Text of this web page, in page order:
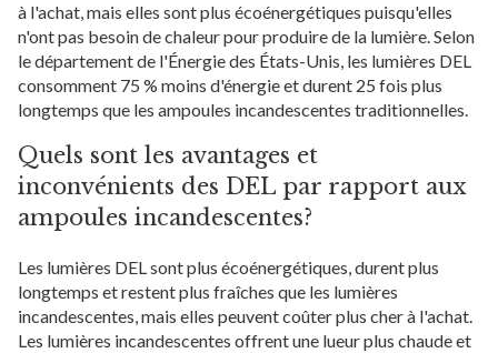
à l'achat, mais elles sont plus écoénergétiques puisqu'elles
n'ont pas besoin de chaleur pour produire de la lumière. Selon
le département de l'Énergie des États-Unis, les lumières DEL
consomment 75 % moins d'énergie et durent 25 fois plus
longtemps que les ampoules incandescentes traditionnelles.
Quels sont les avantages et
inconvénients des DEL par rapport aux
ampoules incandescentes?
Les lumières DEL sont plus écoénergétiques, durent plus
longtemps et restent plus fraîches que les lumières
incandescentes, mais elles peuvent coûter plus cher à l'achat.
Les lumières incandescentes offrent une lueur plus chaude et